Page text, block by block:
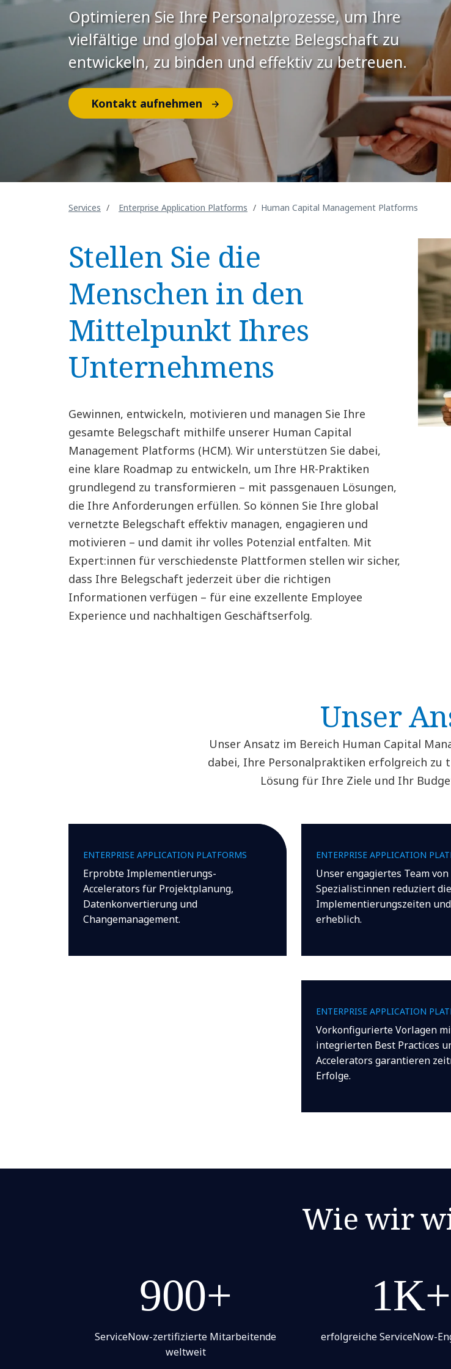
Optimieren Sie Ihre Personalprozesse, um Ihre
vielfältige und global vernetzte Belegschaft zu
entwickeln, zu binden und effektiv zu betreuen.
Kontakt aufnehmen
Services Enterprise Application Platforms Human Capital Management Platforms
Stellen Sie die
Menschen in den
Mittelpunkt Ihres
Unternehmens
Gewinnen, entwickeln, motivieren und managen Sie Ihre
gesamte Belegschaft mithilfe unserer Human Capital
Management Platforms (HCM). Wir unterstützen Sie dabei,
eine klare Roadmap zu entwickeln, um Ihre HR-Praktiken
grundlegend zu transformieren – mit passgenauen Lösungen,
die Ihre Anforderungen erfüllen. So können Sie Ihre global
vernetzte Belegschaft effektiv managen, engagieren und
motivieren – und damit ihr volles Potenzial entfalten. Mit
Expert:innen für verschiedenste Plattformen stellen wir sicher,
dass Ihre Belegschaft jederzeit über die richtigen
Informationen verfügen – für eine exzellente Employee
Experience und nachhaltigen Geschäftserfolg.
Unser
Unser Ansatz im Bereich Human Capital
dabei, Ihre Personalpraktiken erfolgreich zu
Lösung für Ihre Ziele und Ihr
ENTERPRISE APPLICATION PLATFORMS
Erprobte Implementierungs-
Accelerators für Projektplanung,
Datenkonvertierung und
Changemanagement.
ENTERPRISE APPLICATION
Unser engagiertes Team von
Spezialist:innen reduziert die
Implementierungszeiten
erheblich.
ENTERPRISE APPLICATION
Vorkonfigurierte Vorlagen
integrierten Best Practices
Accelerators garantieren
Erfolge.
Wie wir
900+
ServiceNow-zertifizierte Mitarbeitende
weltweit
1K+
erfolgreiche ServiceNow-